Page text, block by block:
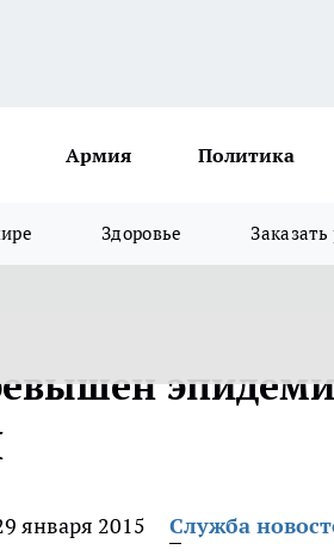
Армия Политика
Здоровье
января 2015
Служба